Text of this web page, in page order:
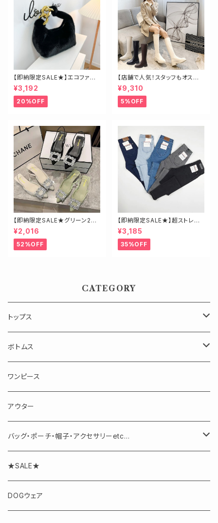
【即納限定SALE★】エコファー
ビッグチェーンバッグ
¥3,192
20%OFF
【店舗で人気！スタッフもオスス
メ】ゴールド金具ロングブーツ
¥9,310
5%OFF
【即納限定SALE★グリーン23.
5】ビジューミュール
¥2,016
52%OFF
【即納限定SALE★】超ストレッ
チ！ハイウエストスキニーデニ
ム 細身さんにオススメ♡
¥3,185
35%OFF
CATEGORY
トップス
長袖
半袖・ノースリーブ
ボトムス
スカート
パンツ
ワンピース
アウター
バッグ・ポーチ・帽子・アクセサリーetc...
アクセサリー
★SALE★
DOGウェア